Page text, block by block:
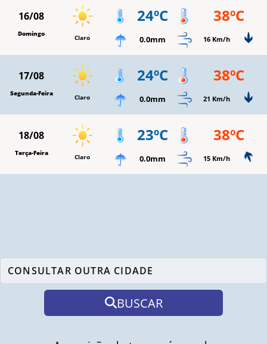
16/08
Domingo Claro
24ºC 38ºC
0.0mm 16 Km/h
17/08
Segunda-Feira Claro
24ºC 38ºC
0.0mm 21 Km/h
18/08
Terça-Feira Claro
23ºC 38ºC
0.0mm 15 Km/h
BUSCAR